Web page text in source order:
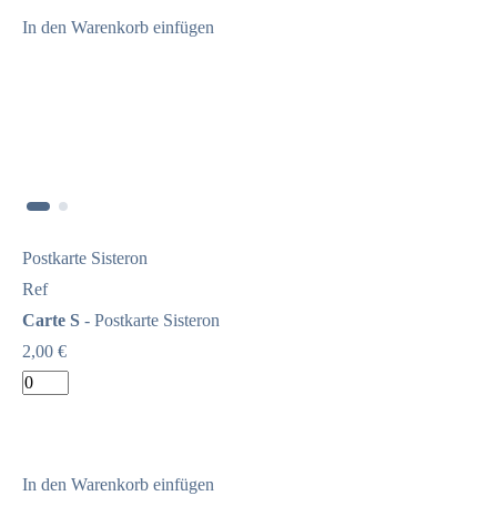
In den Warenkorb einfügen
Postkarte Sisteron
Ref
Carte S - Postkarte Sisteron
2,00 €
In den Warenkorb einfügen